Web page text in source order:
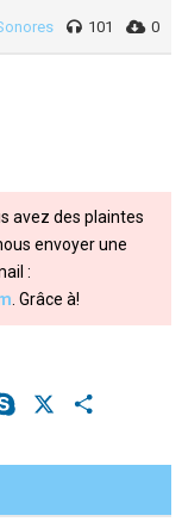
101 0
avez des plaintes
envoyer une
:
. Grâce à!
Skype